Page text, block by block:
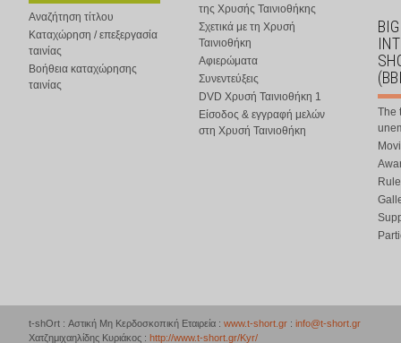
Αναζήτηση τίτλου
Καταχώρηση / επεξεργασία
ταινίας
Βοήθεια καταχώρησης
ταινίας
της Χρυσής Ταινιοθήκης
Σχετικά με τη Χρυσή
Ταινιοθήκη
Αφιερώματα
Συνεντεύξεις
DVD Χρυσή Ταινιοθήκη 1
Είσοδος & εγγραφή μελών
στη Χρυσή Ταινιοθήκη
The
t-shOrt : Αστική Μη Κερδοσκοπική Εταιρεία : www.t-short.gr : info@t-short.gr
Χατζημιχαηλίδης Κυριάκος : http://www.t-short.gr/Kyr/